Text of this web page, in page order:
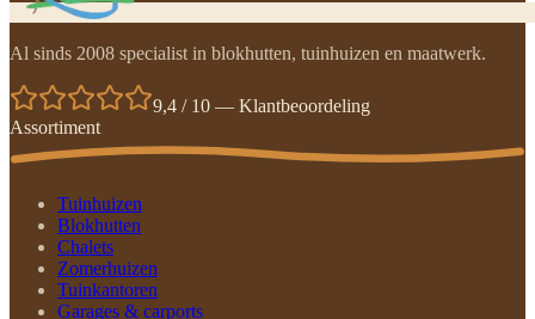
Al sinds 2008 specialist in blokhutten, tuinhuizen en maatwerk.
9,4 / 10 — Klantbeoordeling
Assortiment
Tuinhuizen
Blokhutten
Chalets
Zomerhuizen
Tuinkantoren
Garages & carports